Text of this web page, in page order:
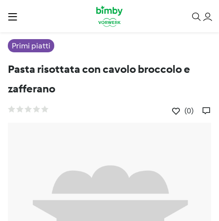
Primi piatti
Pasta risottata con cavolo broccolo e
zafferano
(0)